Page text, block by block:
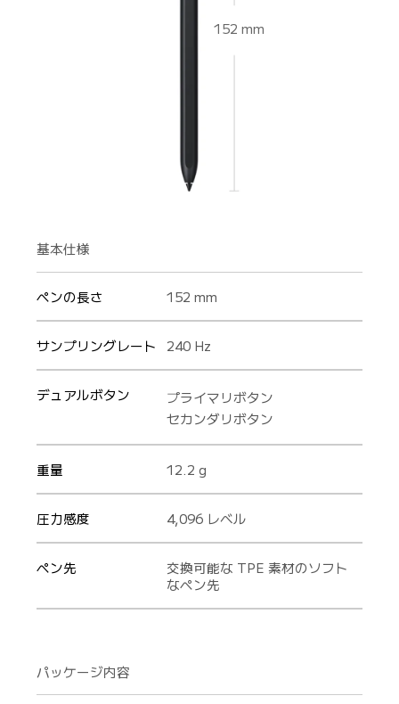
152 mm
基本仕様
ペンの長さ 152 mm
サンプリングレート 240 Hz
デュアルボタン
プライマリボタン
セカンダリボタン
重量 12.2 g
圧力感度 4,096 レベル
ペン先
交換可能な TPE 素材のソフト
なペン先
パッケージ内容